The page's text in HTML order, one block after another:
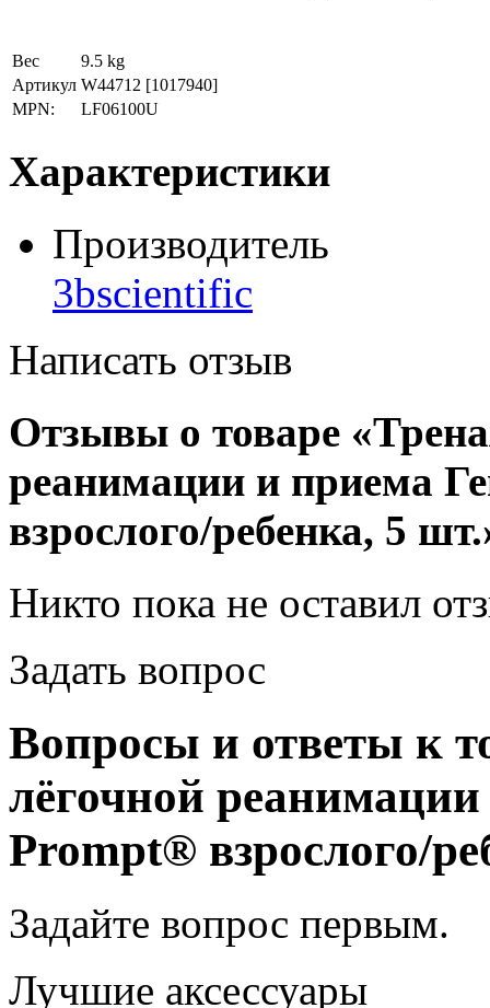
Вес
9.5 kg
Артикул W44712 [1017940]
MPN:
LF06100U
Характеристики
Производитель
3bscientific
Написать отзыв
Отзывы о товаре
реанимации и приема
взрослого/ребенка, 5
Никто пока не оставил
Задать вопрос
Вопросы и ответы к
лёгочной
Prompt® взрослого/
Задайте вопрос первым.
Лучшие аксессуары